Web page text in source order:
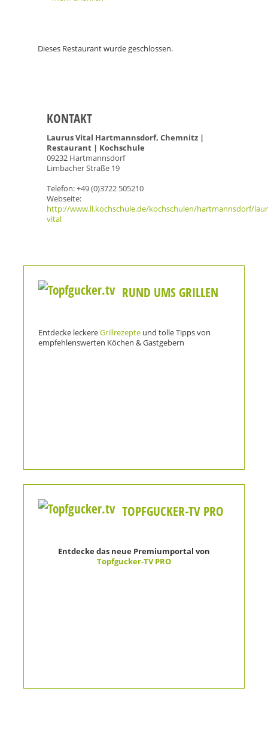
Dieses Restaurant wurde geschlossen.
KONTAKT
Laurus Vital Hartmannsdorf, Chemnitz |
Restaurant | Kochschule
09232 Hartmannsdorf
Limbacher Straße 19
Telefon: +49 (0)3722 505210
Webseite:
http://www.ll.kochschule.de/kochschulen/hartmannsdorf/
vital
RUND UMS GRILLEN
Entdecke leckereGrillrezepte und tolle Tipps von
empfehlenswerten Köchen & Gastgebern
TOPFGUCKER-TV PRO
Entdecke das neue Premiumportal von
Topfgucker-TV PRO